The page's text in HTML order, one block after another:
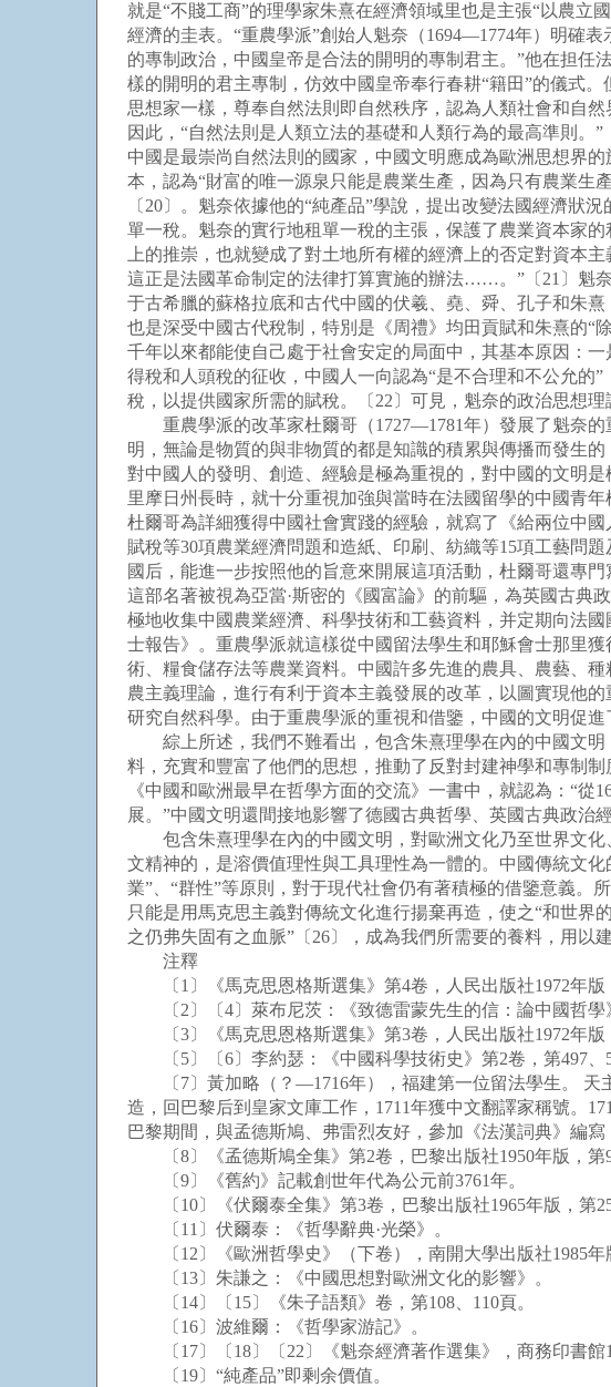
就是“不賤工商”的理學家朱熹在經濟領域里也是主張“以農立
經濟的圭表。“重農學派”創始人魁奈（1694—1774年）明確
的專制政治，中國皇帝是合法的開明的專制君主。”他在担
樣的開明的君主專制，仿效中國皇帝奉行春耕“籍田”的儀式
思想家一樣，尊奉自然法則即自然秩序，認為人類社會和自
因此，“自然法則是人類立法的基礎和人類行為的最高準則。
中國是最崇尚自然法則的國家，中國文明應成為歐洲思想界
本，認為“財富的唯一源泉只能是農業生產，因為只有農業生
〔20〕。魁奈依據他的“純產品”學說，提出改變法國經濟狀
單一稅。魁奈的實行地租單一稅的主張，保護了農業資本家
上的推崇，也就變成了對土地所有權的經濟上的否定對資
這正是法國革命制定的法律打算實施的辦法……。”〔21〕魁
于古希臘的蘇格拉底和古代中國的伏羲、堯、舜、孔子和朱
也是深受中國古代稅制，特別是《周禮》均田貢賦和朱熹的“
千年以來都能使自己處于社會安定的局面中，其基本原因：
得稅和人頭稅的征收，中國人一向認為“是不合理和不公允的
稅，以提供國家所需的賦稅。〔22〕可見，魁奈的政治思想
重農學派的改革家杜爾哥（1727—1781年）發展了魁奈的
明，無論是物質的與非物質的都是知識的積累與傳播而發生
對中國人的發明、創造、經驗是極為重視的，對中國的文明
里摩日州長時，就十分重視加強與當時在法國留學的中國青
杜爾哥為詳細獲得中國社會實踐的經驗，就寫了《給兩位中
賦稅等30項農業經濟問題和造紙、印刷、紡織等15項工藝問
國后，能進一步按照他的旨意來開展這項活動，杜爾哥還專
這部名著被視為亞當·斯密的《國富論》的前驅，為英國古典
極地收集中國農業經濟、科學技術和工藝資料，并定期向法
士報告》。重農學派就這樣從中國留法學生和耶穌會士那里
術、糧食儲存法等農業資料。中國許多先進的農具、農藝、
農主義理論，進行有利于資本主義發展的改革，以圖實現他
研究自然科學。由于重農學派的重視和借鑒，中國的文明促進
綜上所述，我們不難看出，包含朱熹理學在內的中國文明
料，充實和豐富了他們的思想，推動了反對封建神學和專制
《中國和歐洲最早在哲學方面的交流》一書中，就認為：“
展。”中國文明還間接地影響了德國古典哲學、英國古典政治
包含朱熹理學在內的中國文明，對歐洲文化乃至世界文化
文精神的，是溶價值理性與工具理性為一體的。中國傳統文化
業”、“群性”等原則，對于現代社會仍有著積極的借鑒意義
只能是用馬克思主義對傳統文化進行揚棄再造，使之“和世界
之仍弗失固有之血脈”〔26〕，成為我們所需要的養料，用以
注釋
〔1〕《馬克思恩格斯選集》第4卷，人民出版社1972年版
〔2〕〔4〕萊布尼茨：《致德雷蒙先生的信：論中國哲學
〔3〕《馬克思恩格斯選集》第3卷，人民出版社1972年版
〔5〕〔6〕李約瑟：《中國科學技術史》第2卷，第497、
〔7〕黃加略（？—1716年），福建第一位留法學生。 天
造，回巴黎后到皇家文庫工作，1711年獲中文翻譯家稱號。
巴黎期間，與孟德斯鳩、弗雷烈友好，參加《法漢詞典》編
〔8〕《孟德斯鳩全集》第2卷，巴黎出版社1950年版，第
〔9〕《舊約》記載創世年代為公元前3761年。
〔10〕《伏爾泰全集》第3卷，巴黎出版社1965年版，第
〔11〕伏爾泰：《哲學辭典·光榮》。
〔12〕《歐洲哲學史》（下卷），南開大學出版社1985年
〔13〕朱謙之：《中國思想對歐洲文化的影響》。
〔14〕〔15〕《朱子語類》卷，第108、110頁。
〔16〕波維爾：《哲學家游記》。
〔17〕〔18〕〔22〕《魁奈經濟著作選集》，商務印書館
〔19〕“純產品”即剩余價值。